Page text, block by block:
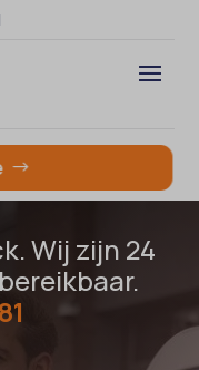
Wij zijn 24